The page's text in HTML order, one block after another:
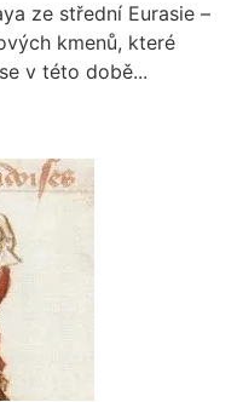
ze střední Eurasie –
kmenů, které
v této době...